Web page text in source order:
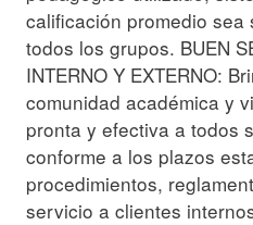
calificación promedio
todos los grupos. BUEN
INTERNO Y EXTERNO:
comunidad académica y
pronta y efectiva a todos
conforme a los plazos
procedimientos,
servicio a clientes